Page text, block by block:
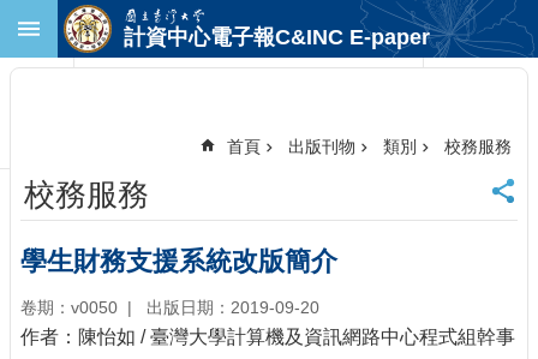
跳到主要內容區塊
首
頁
臺
大
首
頁
計資中心電子報C&INC E-paper
首頁 出版刊物 類別 校務服務
校務服務
學生財務支援系統改版簡介
卷期：v0050 出版日期：2019-09-20
作者：陳怡如 / 臺灣大學計算機及資訊網路中心程式組幹事